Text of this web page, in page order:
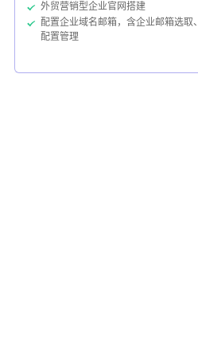
外贸营销型企业官网搭建
配置企业域名邮箱，含企业邮箱选取、
配置管理